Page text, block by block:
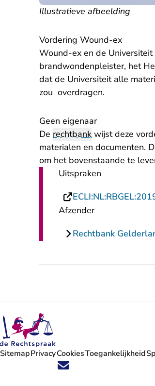
Illustratieve afbeelding
Vordering Wound-ex
Wound-ex en de
brandwondenpleister, het
dat de Universiteit alle
zou overdragen.
Geen eigenaar
De rechtbank wijst deze
materialen en documenten.
om het bovenstaande te
Uitspraken
Afzender
Rechtbank
Volg ons op X (Twitter) - U verlaat
Volg ons op Facebook - U verlaat
Volg ons op Instagram - U verlaat
Volg ons op Youtube - U verlaat
Volg ons op LinkedIn - U
'Blijf op de hoogte'
SitemapPrivacyCookiesToegankelijkheid